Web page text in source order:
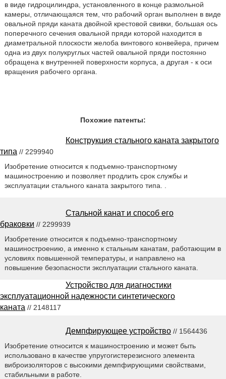
в виде гидроцилиндра, установленного в конце размольной
камеры, отличающаяся тем, что рабочий орган выполнен в виде
овальной пряди каната двойной крестовой свивки, большая ось
поперечного сечения овальной пряди которой находится в
диаметральной плоскости желоба винтового конвейера, причем
одна из двух полукруглых частей овальной пряди постоянно
обращена к внутренней поверхности корпуса, а другая - к оси
вращения рабочего органа.
Похожие патенты:
Конструкция стального каната закрытого
типа // 2299940
Изобретение относится к подъемно-транспортному
машиностроению и позволяет продлить срок службы и
эксплуатации стального каната закрытого типа. .
Стальной канат и способ его
браковки // 2299939
Изобретение относится к подъемно-транспортному
машиностроению, а именно к стальным канатам, работающим в
условиях повышенной температуры, и направлено на
повышение безопасности эксплуатации стального каната.
Устройство для диагностики
эксплуатационной надежности синтетического
каната // 2148117
Демпфирующее устройство // 1564436
Изобретение относится к машиностроению и может быть
использовано в качестве упругогистерезисного элемента
виброизоляторов с высокими демпфирующими свойствами,
стабильными в работе.